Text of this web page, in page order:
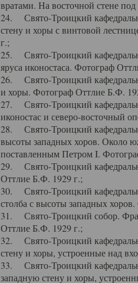
вратами. На восточной стене
24. Свято-Троицкий
стену и хоры с винтовой
г.;
25. Свято-Троицкий
яруса иконостаса. Фотограф
26. Свято-Троицкий
и хоры. Фотограф Оттлие Б.Ф.
27. Свято-Троицкий
иконостас и северо-восточный
28. Свято-Троицкий
высоты западных хоров. Около
поставленным Петром I.
29. Свято-Троицкий
Оттлие Б.Ф. 1929 г.;
30. Свято-Троицкий
столба с высоты западных
31. Свято-Троицкий собор.
Оттлие Б.Ф. 1929 г.;
32. Свято-Троицкий
стену и хоры, устроенные над
33. Свято-Троицкий
западную стену и хоры,